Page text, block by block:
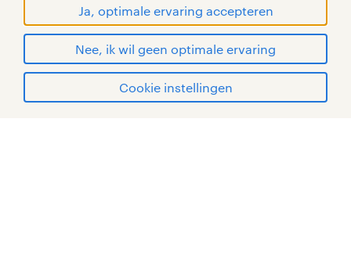
Ja, optimale ervaring accepteren
Nee, ik wil geen optimale ervaring
Cookie instellingen
handelsmerken van Randstad N.V.
© Randstad 2026